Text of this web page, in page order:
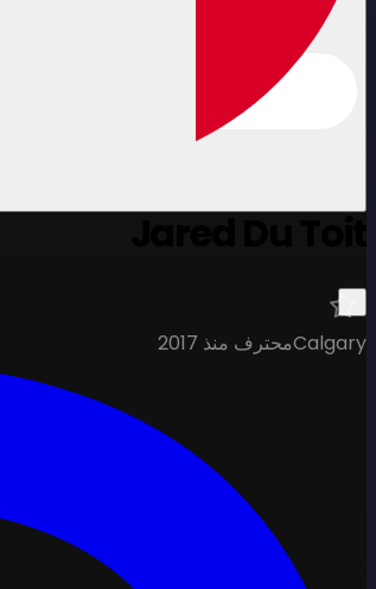
Calgaryمحترف منذ 2017